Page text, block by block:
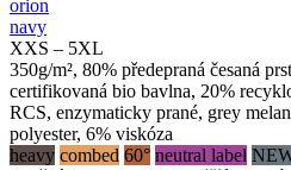
orion
navy
XXS – 5XL
350g/m², 80% předepraná česaná
certifikovaná bio bavlna, 20%
RCS, enzymaticky prané, grey
polyester, 6% viskóza
heavy combed 60° neutral label